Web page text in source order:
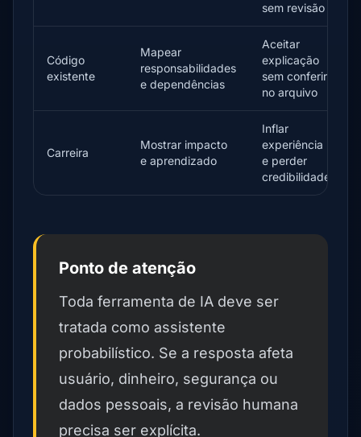
sem revisão
Código
existente
Mapear
responsabilidades
e dependências
Aceitar
explicação
sem conferir
no arquivo
Carreira
Mostrar impacto
e aprendizado
Inflar
experiência
e perder
credibilidade
Ponto de atenção
Toda ferramenta de IA deve ser
tratada como assistente
probabilístico. Se a resposta afeta
usuário, dinheiro, segurança ou
dados pessoais, a revisão humana
precisa ser explícita.